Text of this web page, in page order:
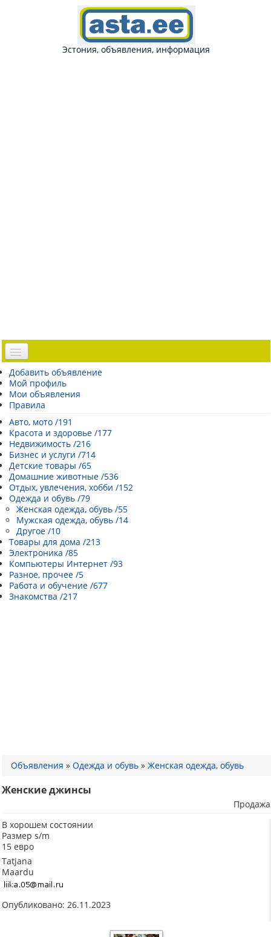
Эстония, объявления, информация
Доска объявлений
Погода Эстонии
Открытки
Каталог сайтов
| Регистрация |
Добавить объявление
Мой профиль
Мои объявления
Правила
Авто, мото /191
Красота и здоровье /177
Недвижимость /216
Бизнес и услуги /714
Детские товары /65
Домашние животные /536
Отдых, увлечения, хобби /152
Одежда и обувь /79
Женская одежда, обувь /55
Мужская одежда, обувь /14
Другое /10
Товары для дома /213
Электроника /85
Компьютеры Интернет /93
Разное, прочее /5
Работа и обучение /677
Знакомства /217
Объявления » Одежда и обувь » Женская одежда, обувь
Женские джинсы
Продажа
В хорошем состоянии
Размер s/m
15 евро
Tatjana
Maardu
Опубликовано: 26.11.2023